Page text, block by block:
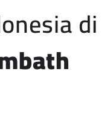
di